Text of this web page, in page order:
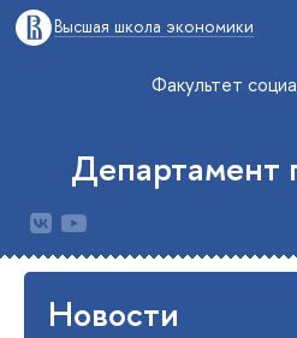
Высшая школа экономики
Факультет
Департамент
Новости